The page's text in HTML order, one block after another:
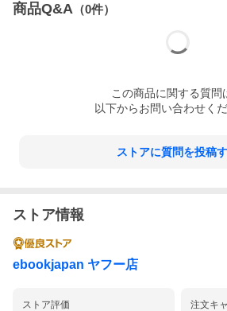
商品Q&A （0件）
この商品に関する質問
以下からお問い合わせくだ
ストアに質問を投稿
ストア情報
ebookjapan ヤフー店
ストア評価 注文キ